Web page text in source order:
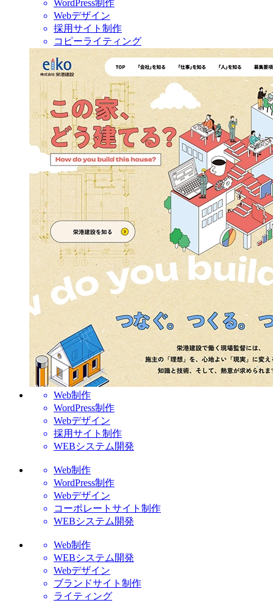
WordPress制作
Webデザイン
採用サイト制作
コピーライティング
Web制作
WordPress制作
Webデザイン
採用サイト制作
WEBシステム開発
Web制作
WordPress制作
Webデザイン
コーポレートサイト制作
WEBシステム開発
Web制作
WEBシステム開発
Webデザイン
ブランドサイト制作
ライティング